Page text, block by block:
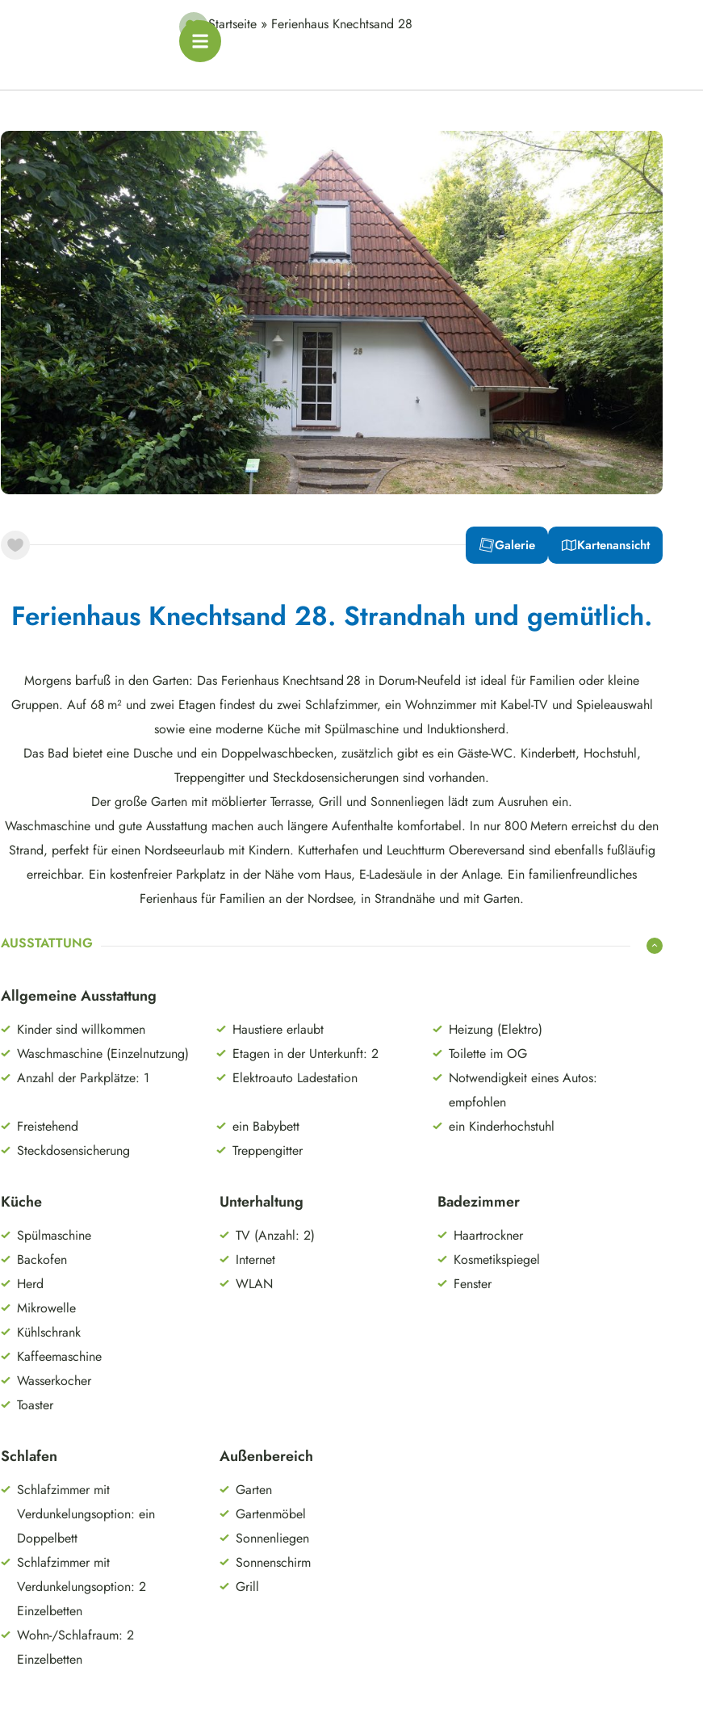
Startseite» Ferienhaus Knechtsand 28
Galerie Kartenansicht
Ferienhaus Knechtsand 28. Strandnah und gemütlich.
Morgens barfuß in den Garten: Das Ferienhaus Knechtsand 28 in Dorum-Neufeld ist ideal für Familien oder kleine
Gruppen. Auf 68 m² und zwei Etagen findest du zwei Schlafzimmer, ein Wohnzimmer mit Kabel-TV und Spieleauswahl
sowie eine moderne Küche mit Spülmaschine und Induktionsherd.
Das Bad bietet eine Dusche und ein Doppelwaschbecken, zusätzlich gibt es ein Gäste-WC. Kinderbett, Hochstuhl,
Treppengitter und Steckdosensicherungen sind vorhanden.
Der große Garten mit möblierter Terrasse, Grill und Sonnenliegen lädt zum Ausruhen ein.
Waschmaschine und gute Ausstattung machen auch längere Aufenthalte komfortabel. In nur 800 Metern erreichst du den
Strand, perfekt für einen Nordseeurlaub mit Kindern. Kutterhafen und Leuchtturm Obereversand sind ebenfalls fußläufig
erreichbar. Ein kostenfreier Parkplatz in der Nähe vom Haus, E-Ladesäule in der Anlage. Ein familienfreundliches
Ferienhaus für Familien an der Nordsee, in Strandnähe und mit Garten.
AUSSTATTUNG
Allgemeine Ausstattung
Kinder sind willkommen Haustiere erlaubt
Heizung (Elektro)
Waschmaschine (Einzelnutzung)
Etagen in der Unterkunft: 2
Toilette im OG
Anzahl der Parkplätze: 1
Elektroauto Ladestation
Notwendigkeit eines Autos:
empfohlen
Freistehend
ein Babybett
ein Kinderhochstuhl
Steckdosensicherung
Treppengitter
Küche
Spülmaschine
Backofen
Herd
Mikrowelle
Kühlschrank
Kaffeemaschine
Wasserkocher
Toaster
Unterhaltung
TV (Anzahl: 2)
Internet
WLAN
Badezimmer
Haartrockner
Kosmetikspiegel
Fenster
Schlafen
Schlafzimmer mit
Verdunkelungsoption: ein
Doppelbett
Schlafzimmer mit
Verdunkelungsoption: 2
Einzelbetten
Wohn-/Schlafraum: 2
Einzelbetten
Außenbereich
Garten
Gartenmöbel
Sonnenliegen
Sonnenschirm
Grill